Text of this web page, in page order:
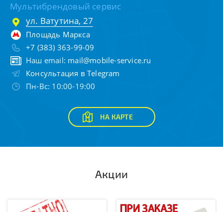
Мультибрендовый сервис
ул. Ватутина, 27
Площадь Маркса
+7 (383) 363-99-09
Наш email: mail@mobile-service.ru
Консультация в Telegram
Пн-Вс: 10:00-19:00
НА КАРТЕ
Акции